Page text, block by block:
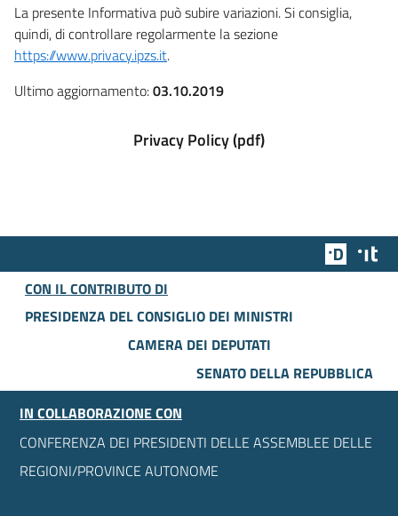
La presente Informativa può subire variazioni. Si consiglia,
quindi, di controllare regolarmente la sezione
https://www.privacy.ipzs.it.
Ultimo aggiornamento:03.10.2019
Privacy Policy (pdf)
Team
CON IL CONTRIBUTO DI
PRESIDENZA DEL CONSIGLIO DEI MINISTRI
CAMERA DEI DEPUTATI
SENATO DELLA REPUBBLICA
IN COLLABORAZIONE CON
CONFERENZA DEI PRESIDENTI DELLE ASSEMBLEE DELLE
REGIONI/PROVINCE AUTONOME